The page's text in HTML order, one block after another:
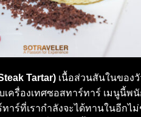
Tartar) เนื้อส่วนสันในของวั
ครื่องเทศซอสทาร์ทาร์ เมนูนี้พ
าร์ที่เรากำลังจะได้ทานในอีกไ